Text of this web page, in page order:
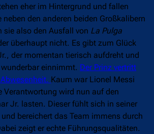
eher im Hintergrund und fallen
den anderen beiden Großkalibern
sie also den Ausfall von La Pulga
überhaupt nicht. Es gibt zum Glück
der momentan tierisch aufdreht und
einnimmt. Der Prinz vertritt
Kaum war Lionel Messi
Verantwortung wird nun auf den
Jr. lasten. Dieser fühlt sich in seiner
bereichert das Team immens durch
zeigt er echte Führungsqualitäten.